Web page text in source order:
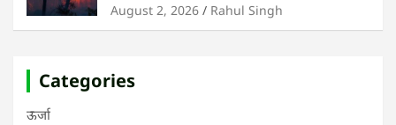
August 2, 2026 Rahul Singh
Categories
ऊर्जा